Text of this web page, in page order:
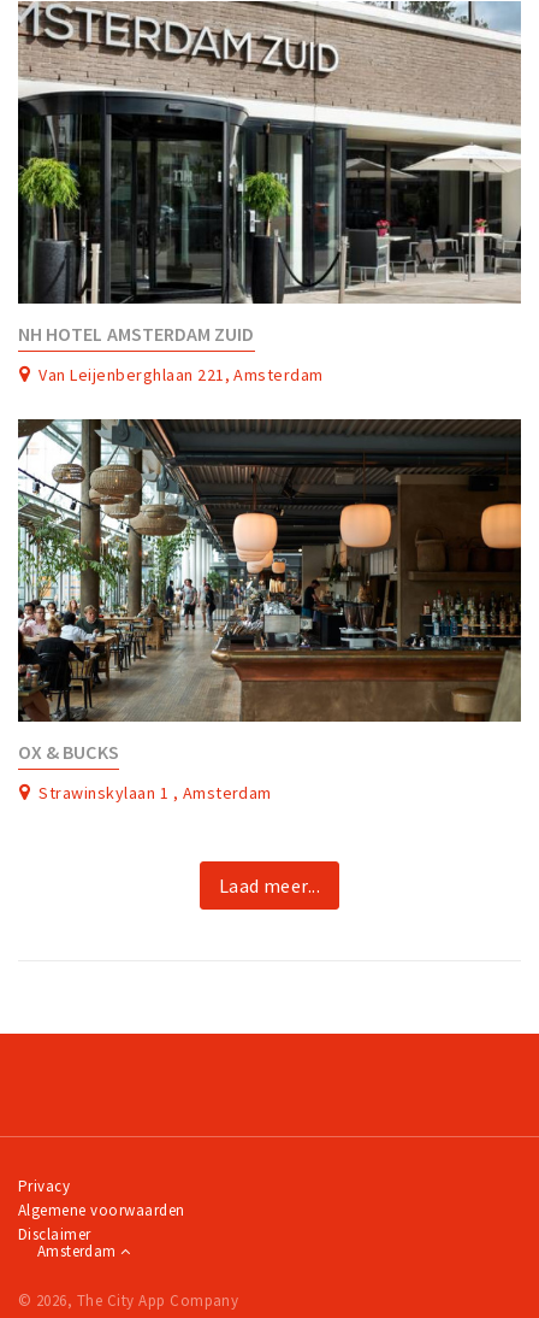
NH HOTEL AMSTERDAM ZUID
Van Leijenberghlaan 221, Amsterdam
OX & BUCKS
Strawinskylaan 1 , Amsterdam
Laad meer...
Privacy
Algemene voorwaarden
Disclaimer
Amsterdam
© 2026, The City App Company